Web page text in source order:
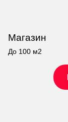
Магазин
До 100 м2